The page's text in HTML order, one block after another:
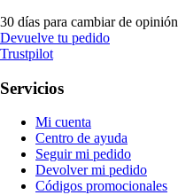
30 días para cambiar de opinión
Devuelve tu pedido
Trustpilot
Servicios
Mi cuenta
Centro de ayuda
Seguir mi pedido
Devolver mi pedido
Códigos promocionales